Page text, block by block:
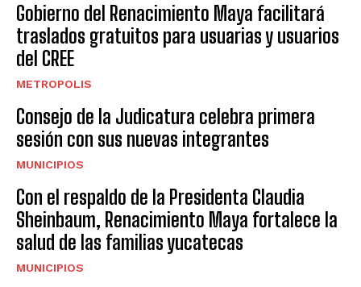
Gobierno del Renacimiento Maya facilitará
traslados gratuitos para usuarias y usuarios
del CREE
METROPOLIS
Consejo de la Judicatura celebra primera
sesión con sus nuevas integrantes
MUNICIPIOS
Con el respaldo de la Presidenta Claudia
Sheinbaum, Renacimiento Maya fortalece la
salud de las familias yucatecas
MUNICIPIOS